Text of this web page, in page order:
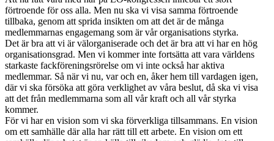
förtroende för oss alla. Men nu ska vi visa samma förtroende
tillbaka, genom att sprida insikten om att det är de många
medlemmarnas engagemang som är vår organisations styrka.
Det är bra att vi är välorganiserade och det är bra att vi har en hög
organisationsgrad. Men vi kommer inte fortsätta att vara världens
starkaste fackföreningsrörelse om vi inte också har aktiva
medlemmar. Så när vi nu, var och en, åker hem till vardagen igen,
där vi ska försöka att göra verklighet av våra beslut, då ska vi visa
att det från medlemmarna som all vår kraft och all vår styrka
kommer.
För vi har en vision som vi ska förverkliga tillsammans. En vision
om ett samhälle där alla har rätt till ett arbete. En vision om ett